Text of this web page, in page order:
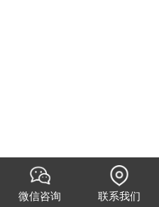
微信咨询 联系我们